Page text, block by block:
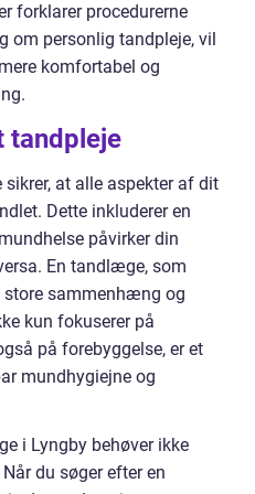
forklarer procedurerne
om personlig tandpleje, vil
komfortabel og
tandpleje
at alle aspekter af dit
Dette inkluderer en
påvirker din
En tandlæge, som
store sammenhæng og
kun fokuserer på
på forebyggelse, er et
mundhygiejne og
i Lyngby behøver ikke
du søger efter en